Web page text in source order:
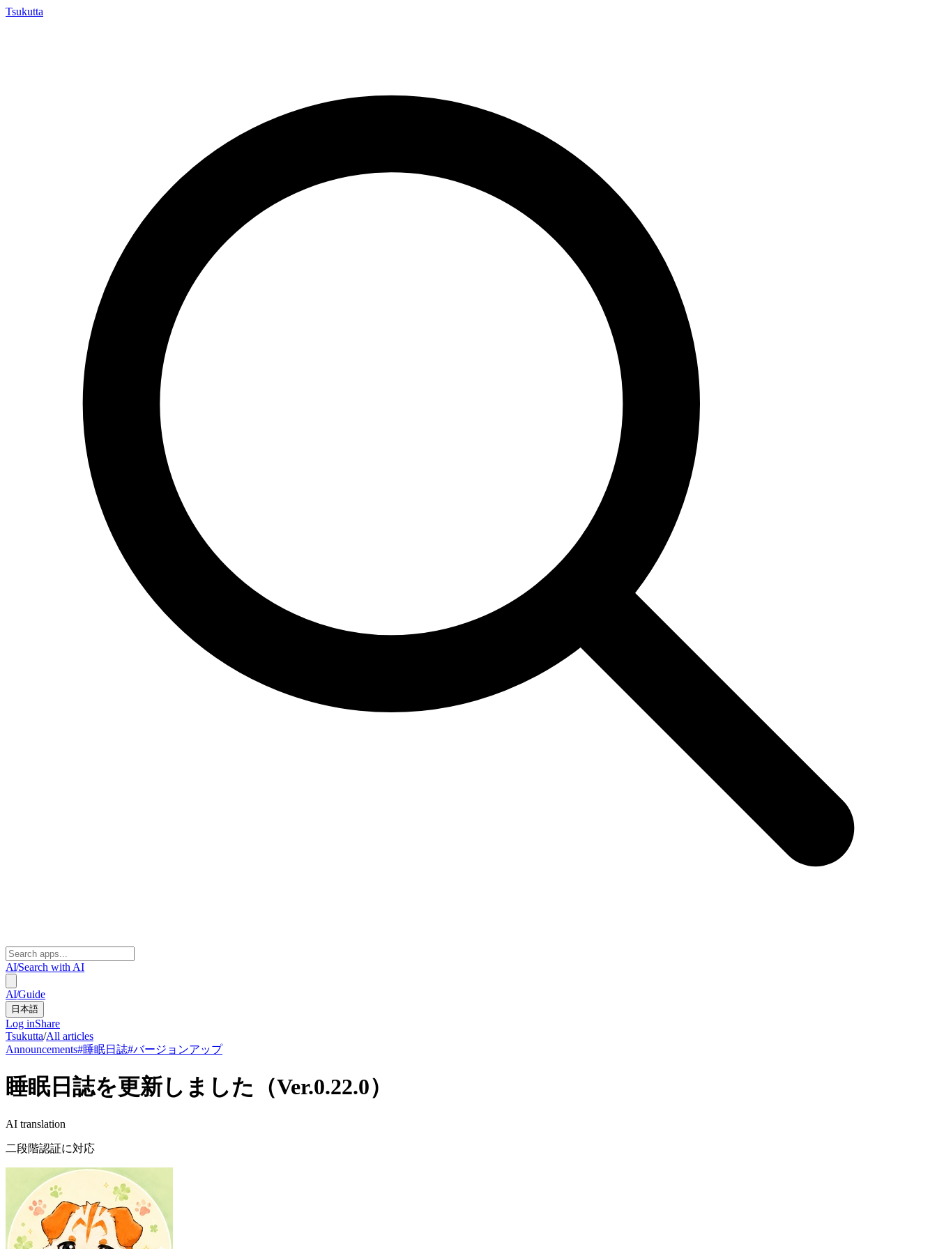
Tsukutta
AI/Search with AI
AI/Guide
日本語
Log inShare
Tsukutta/All articles
Announcements#睡眠日誌#バージョンアップ
睡眠日誌を更新しました（Ver.0.22.0）
AI translation
二段階認証に対応